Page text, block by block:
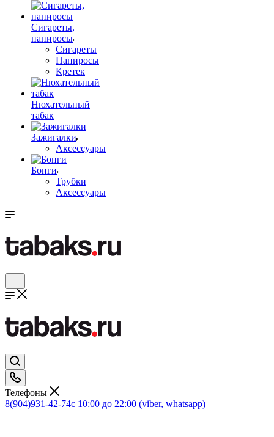
Сигареты,
папиросы
Сигареты
Папиросы
Кретек
Нюхательный
табак
Зажигалки
Аксессуары
Бонги
Трубки
Аксессуары
Телефоны
8(904)931-42-74с 10:00 до 22:00 (viber, whatsapp)